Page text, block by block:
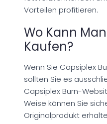
Vorteilen profitieren.
Wo Kann
Kaufen?
Wenn Sie Capsiplex
sollten Sie es
Capsiplex Burn-
Weise können Sie
Originalprodukt